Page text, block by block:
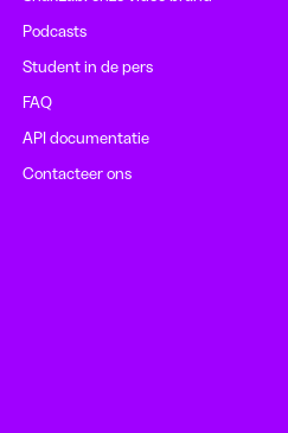
Podcasts
Student in de pers
FAQ
API documentatie
Contacteer ons